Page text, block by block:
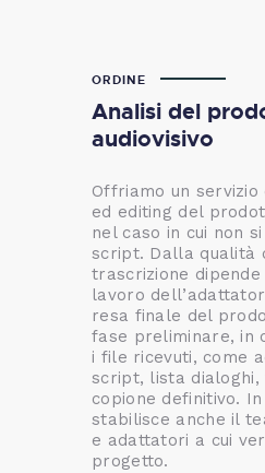
ORDINE
Analisi del
audiovisivo
Offriamo un
ed editing del
nel caso in cui non
script. Dalla qualità
trascrizione
lavoro
resa finale del
fase preliminare, in
i file ricevuti, come
script, lista dialoghi,
copione definitivo.
stabilisce anche il
e adattatori a cui
progetto.